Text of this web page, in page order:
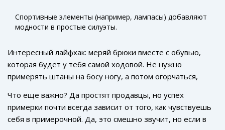
Спортивные элементы (например, лампасы) добавляют
модности в простые силуэты.
Интересный лайфхак: меряй брюки вместе с обувью,
которая будет у тебя самой ходовой. Не нужно
примерять штаны на босу ногу, а потом огорчаться,
выбираешь широкие и легкие модели — смотри, чтобы
ткань не просвечивала (особенно в светлых оттенках).
Фурнитура тоже важна: современный тренд –
Что еще важно? Да простят продавцы, но успех
примерки почти всегда зависит от того, как чувствуешь
себя в примерочной. Да, это смешно звучит, но если в